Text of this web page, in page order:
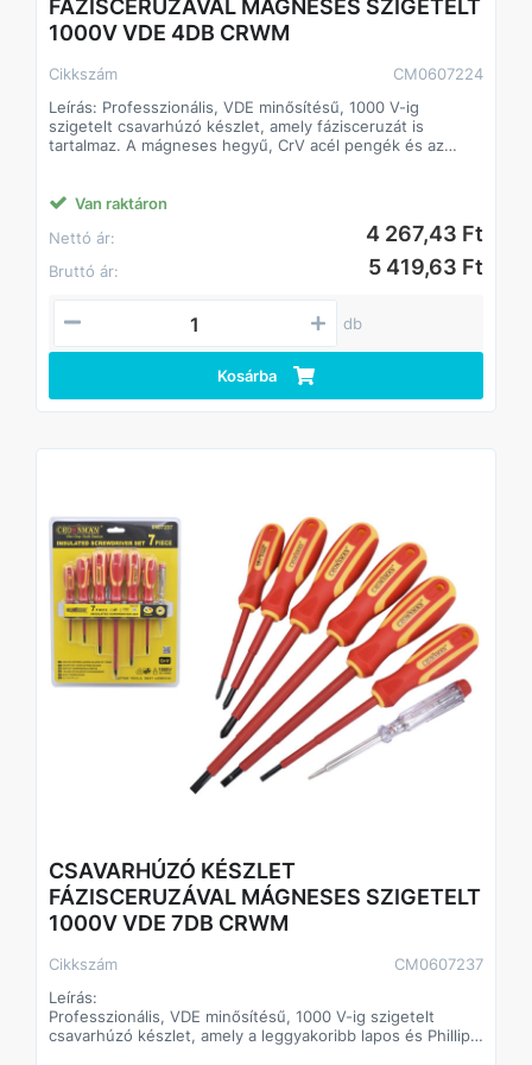
FÁZISCERUZÁVAL MÁGNESES SZIGETELT
1000V VDE 4DB CRWM
Cikkszám
CM0607224
Leírás: Professzionális, VDE minősítésű, 1000 V-ig
szigetelt csavarhúzó készlet, amely fázisceruzát is
tartalmaz. A mágneses hegyű, CrV acél pengék és az
karbantartási feladatok során.
Alkalmazás
- Feszültség alatti munkavégzéshez (max. 1000 V)
- Elektromos berendezések szereléséhez
- Ipari és műhelyhasználatra
Előnyök
- VDE tanúsítvány (IEC 60900:2004)
- Mágneses hegyek a könnyebb csavarozáshoz
- Ergonomikus, PP+TPR csúszásmentes markolat
Típus: VDE szigetelt csavarhúzó készlet fázisceruzával
Darabszám: 4 db
Penge anyaga: CrV (króm-vanádium) acél
Markolat anyaga: PP + TPR
Szigetelés: 1000 V
Szabvány: VDE / IEC 60900:2004
Kivitel: mágneses, szigetelt
Csomagolás: dupla bliszter
- 1 db PH1 × 80 mm csavarhúzó
- 1 db PH2 × 100 mm csavarhúzó
- 1 db SL 1,0 × 5,5 × 125 mm csavarhúzó
- 1 db fázisceruza (voltage tester)
Van raktáron
Nettó ár:
4 267,43 Ft
Bruttó ár: 5 419,63 Ft
db
Kosárba
CSAVARHÚZÓ KÉSZLET
FÁZISCERUZÁVAL MÁGNESES SZIGETELT
1000V VDE 7DB CRWM
Cikkszám
CM0607237
Leírás:
Professzionális, VDE minősítésű, 1000 V-ig szigetelt
csavarhúzó készlet, amely a leggyakoribb lapos és Phillips